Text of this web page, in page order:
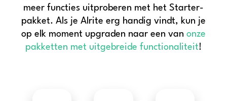
meer functies uitproberen met het Starter-
pakket. Als je Alrite erg handig vindt, kun je
op elk moment upgraden naar een van onze
pakketten met uitgebreide functionaliteit!